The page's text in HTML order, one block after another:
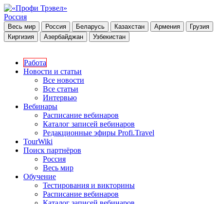
Россия
Весь мир Россия Беларусь Казахстан Армения
Грузия
Киргизия
Азербайджан Узбекистан
Работа
Новости и статьи
Все новости
Все статьи
Интервью
Вебинары
Расписание вебинаров
Каталог записей вебинаров
Редакционные эфиры Profi.Travel
TourWiki
Поиск партнёров
Россия
Весь мир
Обучение
Тестирования и викторины
Расписание вебинаров